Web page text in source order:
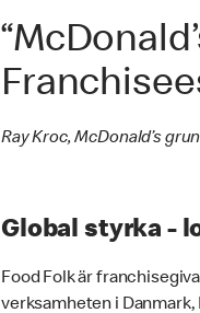
Ray Kroc, McDonald’s
Global styrka -
Food Folk är
verksamheten i Danmark,